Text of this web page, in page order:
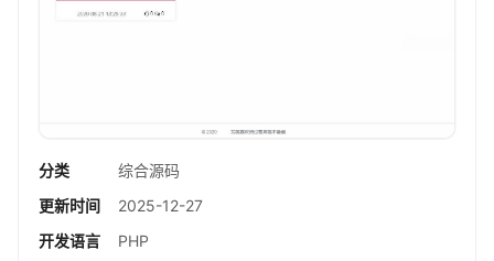
分类
综合源码
更新时间
2025-12-27
开发语言
PHP